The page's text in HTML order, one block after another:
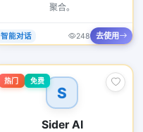
聚合。
智能对话 248 去使用
S
热门 免费
Sider AI